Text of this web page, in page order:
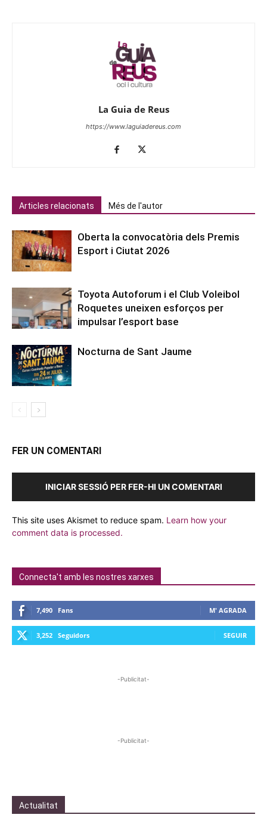
La Guia de Reus
https://www.laguiadereus.com
Articles relacionats Més de l'autor
Oberta la convocatòria dels Premis
Esport i Ciutat 2026
Toyota Autoforum i el Club Voleibol
Roquetes uneixen esforços per
impulsar l’esport base
Nocturna de Sant Jaume
FER UN COMENTARI
INICIAR SESSIÓ PER FER-HI UN COMENTARI
This site uses Akismet to reduce spam. Learn how your
comment data is processed.
Connecta't amb les nostres xarxes
7,490 Fans M' AGRADA
3,252 Seguidors SEGUIR
-Publicitat-
-Publicitat-
Actualitat